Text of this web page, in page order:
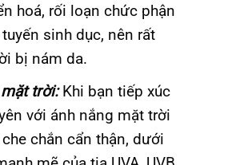
hoá, rối loạn chức phận
sinh dục, nên rất
bị nám da.
trời: Khi bạn tiếp xúc
với ánh nắng mặt trời
chắn cẩn thận, dưới